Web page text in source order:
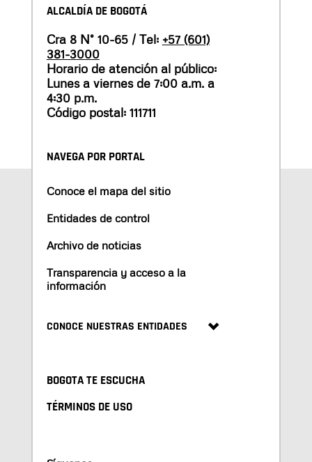
ALCALDÍA DE BOGOTÁ
Cra 8 N° 10-65 / Tel: +57 (601)
381-3000
Horario de atención al público:
Lunes a viernes de 7:00 a.m. a
4:30 p.m.
Código postal: 111711
NAVEGA POR PORTAL
Conoce el mapa del sitio
Entidades de control
Archivo de noticias
Transparencia y acceso a la
información
CONOCE NUESTRAS ENTIDADES
BOGOTA TE ESCUCHA
TÉRMINOS DE USO